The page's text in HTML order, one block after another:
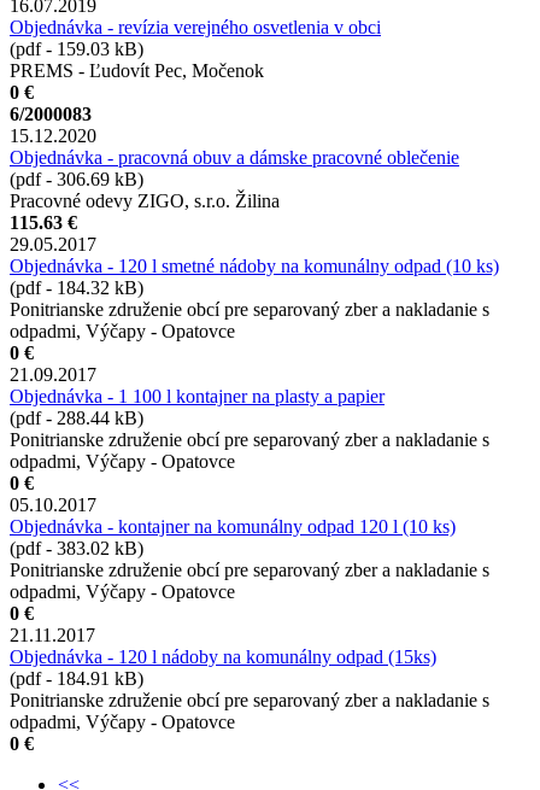
16.07.2019
Objednávka - revízia verejného osvetlenia v obci
(pdf - 159.03 kB)
PREMS - Ľudovít Pec, Močenok
0 €
6/2000083
15.12.2020
Objednávka - pracovná obuv a dámske pracovné oblečenie
(pdf - 306.69 kB)
Pracovné odevy ZIGO, s.r.o. Žilina
115.63 €
29.05.2017
Objednávka - 120 l smetné nádoby na komunálny odpad (10 ks)
(pdf - 184.32 kB)
Ponitrianske združenie obcí pre separovaný zber a nakladanie s
odpadmi, Výčapy - Opatovce
0 €
21.09.2017
Objednávka - 1 100 l kontajner na plasty a papier
(pdf - 288.44 kB)
Ponitrianske združenie obcí pre separovaný zber a nakladanie s
odpadmi, Výčapy - Opatovce
0 €
05.10.2017
Objednávka - kontajner na komunálny odpad 120 l (10 ks)
(pdf - 383.02 kB)
Ponitrianske združenie obcí pre separovaný zber a nakladanie s
odpadmi, Výčapy - Opatovce
0 €
21.11.2017
Objednávka - 120 l nádoby na komunálny odpad (15ks)
(pdf - 184.91 kB)
Ponitrianske združenie obcí pre separovaný zber a nakladanie s
odpadmi, Výčapy - Opatovce
0 €
<<